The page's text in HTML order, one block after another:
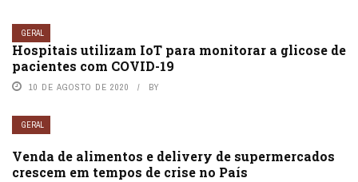
GERAL
Hospitais utilizam IoT para monitorar a glicose de
pacientes com COVID-19
10 DE AGOSTO DE 2020 BY
GERAL
Venda de alimentos e delivery de supermercados
crescem em tempos de crise no País